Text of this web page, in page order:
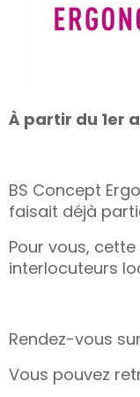
À partir du 1er
BS Concept
faisait déjà
Pour vous,
interlocuteurs
Rendez-vous
Vous pouvez